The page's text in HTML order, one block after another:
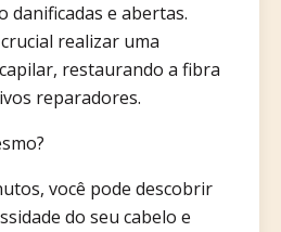
danificadas e abertas.
realizar uma
restaurando a fibra
reparadores.
você pode descobrir
do seu cabelo e